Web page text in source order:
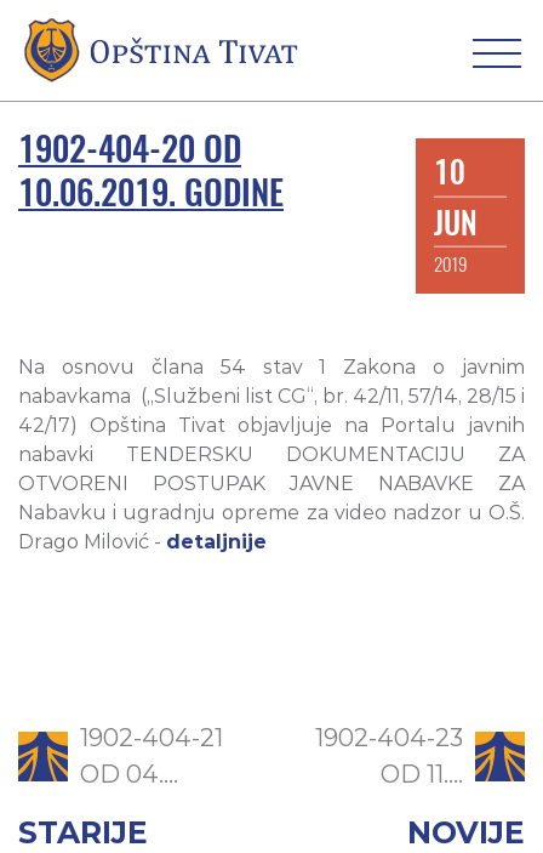
1902-404-20 OD
10.06.2019. GODINE
10
JUN
2019
Na osnovu člana 54 stav 1 Zakona o javnim
nabavkama („Službeni list CG“, br. 42/11, 57/14, 28/15 i
42/17) Opština Tivat objavljuje na Portalu javnih
nabavki TENDERSKU DOKUMENTACIJU ZA
OTVORENI POSTUPAK JAVNE NABAVKE ZA
Nabavku i ugradnju opreme za video nadzor u O.Š.
Drago Milović - detaljnije
1902-404-21
OD 04....
STARIJE
1902-404-23
OD 11....
NOVIJE